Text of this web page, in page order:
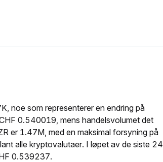
noe som representerer en endring på
0.540019, mens handelsvolumet det
er 1.47M, med en maksimal forsyning på
alle kryptovalutaer. I løpet av de siste 24
0.539237.